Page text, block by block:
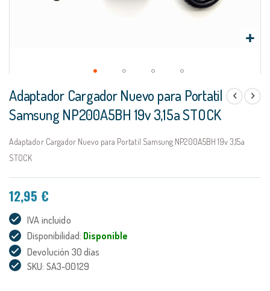
al
comienzo
de
galería
de
Adaptador Cargador Nuevo para Portatil
Samsung NP200A5BH 19v 3,15a STOCK
Adaptador Cargador Nuevo para Portatil Samsung NP200A5BH 19v 3,15a
STOCK
12,95 €
IVA incluido
Disponibilidad: Disponible
Devolución 30 días
SKU: SA3-00129